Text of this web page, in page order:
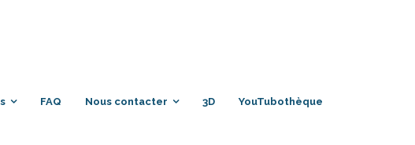
FAQ Nous contacter 3D YouTubothèque